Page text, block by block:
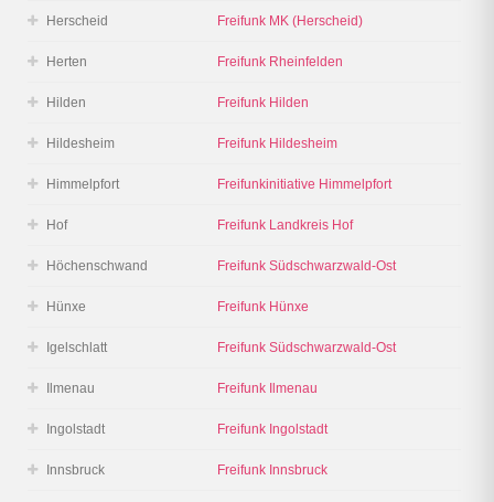
Herscheid Freifunk MK (Herscheid)
Herten Freifunk Rheinfelden
Hilden Freifunk Hilden
Hildesheim Freifunk Hildesheim
Himmelpfort Freifunkinitiative Himmelpfort
Hof Freifunk Landkreis Hof
Höchenschwand Freifunk Südschwarzwald-Ost
Hünxe Freifunk Hünxe
Igelschlatt Freifunk Südschwarzwald-Ost
Ilmenau Freifunk Ilmenau
Ingolstadt Freifunk Ingolstadt
Innsbruck Freifunk Innsbruck